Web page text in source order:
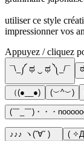
utiliser ce style
impressionner vos
Appuyez / cliquez
¯\_༼ ಥ ‿ ಥ ༽_/¯
（(●__●) (︶^︶)
(￣_￣)・・・
♪♪♪ ヽ(ˇ∀ˇ )ゞ (